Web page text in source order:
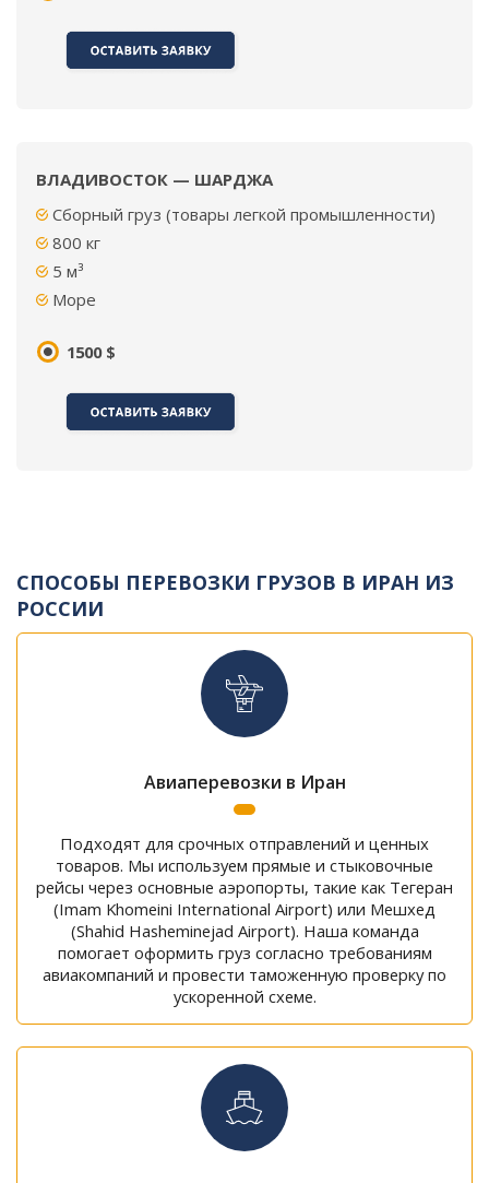
ВЛАДИВОСТОК — ШАРДЖА
Сборный груз (товары легкой промышленности)
800 кг
5 м³
Море
1500 $
СПОСОБЫ ПЕРЕВОЗКИ ГРУЗОВ В ИРАН ИЗ
РОССИИ
Авиаперевозки в Иран
Подходят для срочных отправлений и ценных
товаров. Мы используем прямые и стыковочные
рейсы через основные аэропорты, такие как Тегеран
(Imam Khomeini International Airport) или Мешхед
(Shahid Hasheminejad Airport). Наша команда
помогает оформить груз согласно требованиям
авиакомпаний и провести таможенную проверку по
ускоренной схеме.